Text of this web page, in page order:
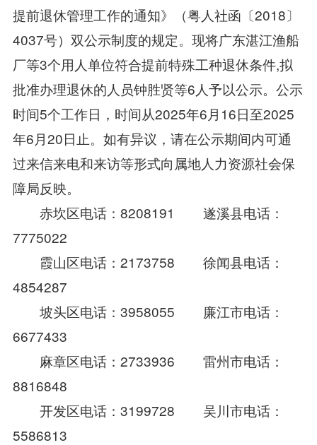
提前退休管理工作的通知》（粤人社函〔2018〕
4037号）双公示制度的规定。现将广东湛江渔船
厂等3个用人单位符合提前特殊工种退休条件,拟
批准办理退休的人员钟胜贤等6人予以公示。公示
时间5个工作日，时间从2025年6月16日至2025
年6月20日止。如有异议，请在公示期间内可通
过来信来电和来访等形式向属地人力资源社会保
障局反映。
赤坎区电话：8208191 遂溪县电话：
7775022
霞山区电话：2173758 徐闻县电话：
4854287
坡头区电话：3958055 廉江市电话：
6677433
麻章区电话：2733936 雷州市电话：
8816848
开发区电话：3199728 吴川市电话：
5586813